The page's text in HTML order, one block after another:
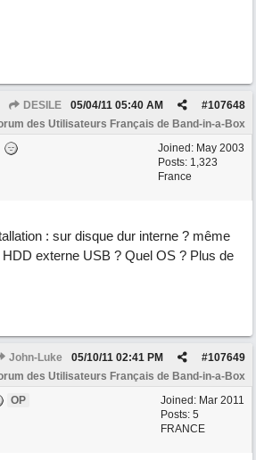
DESILE #107648
05/04/11 05:40 AM
des Utilisateurs Français de Band-in-a-Box
Joined: May 2003
Posts: 1,323
France
: sur disque dur interne ? même
externe USB ? Quel OS ? Plus de
John-Luke #107649
05/10/11 02:41 PM
des Utilisateurs Français de Band-in-a-Box
Joined: Mar 2011
Posts: 5
FRANCE
OP